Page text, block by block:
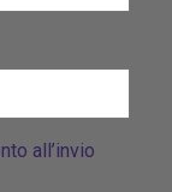
all’invio